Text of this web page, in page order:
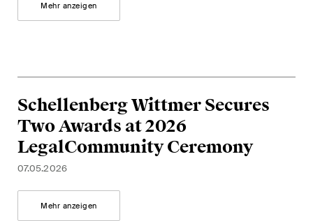
Mehr anzeigen
Schellenberg Wittmer Secures
Two Awards at 2026
LegalCommunity Ceremony
07.05.2026
Mehr anzeigen